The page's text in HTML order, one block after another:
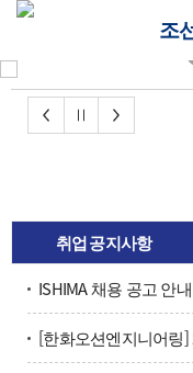
조
취업 공지사항
ISHIMA 채용 공고 안내
[한화오션엔지니어링